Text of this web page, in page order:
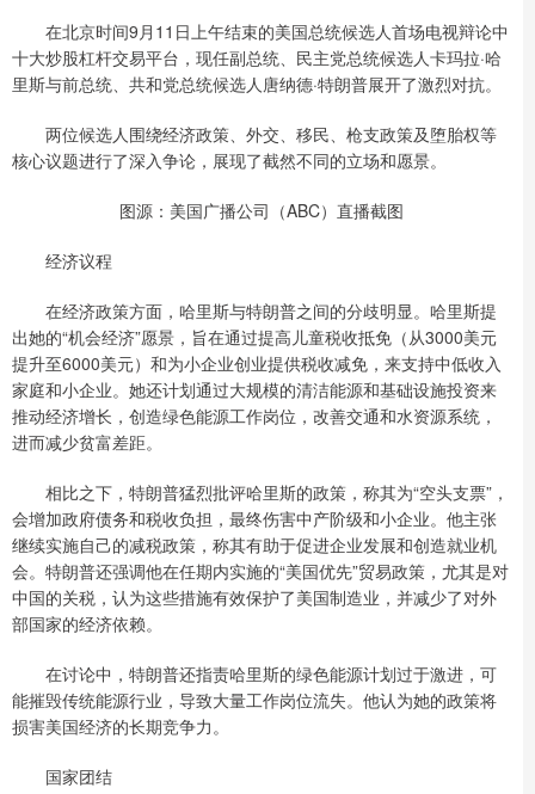
在北京时间9月11日上午结束的美国总统候选人首场电视辩论中
十大炒股杠杆交易平台，现任副总统、民主党总统候选人卡玛拉·哈
里斯与前总统、共和党总统候选人唐纳德·特朗普展开了激烈对抗。
两位候选人围绕经济政策、外交、移民、枪支政策及堕胎权等
核心议题进行了深入争论，展现了截然不同的立场和愿景。
图源：美国广播公司（ABC）直播截图
经济议程
在经济政策方面，哈里斯与特朗普之间的分歧明显。哈里斯提
出她的“机会经济”愿景，旨在通过提高儿童税收抵免（从3000美元
提升至6000美元）和为小企业创业提供税收减免，来支持中低收入
家庭和小企业。她还计划通过大规模的清洁能源和基础设施投资来
推动经济增长，创造绿色能源工作岗位，改善交通和水资源系统，
进而减少贫富差距。
相比之下，特朗普猛烈批评哈里斯的政策，称其为“空头支票”，
会增加政府债务和税收负担，最终伤害中产阶级和小企业。他主张
继续实施自己的减税政策，称其有助于促进企业发展和创造就业机
会。特朗普还强调他在任期内实施的“美国优先”贸易政策，尤其是对
中国的关税，认为这些措施有效保护了美国制造业，并减少了对外
部国家的经济依赖。
在讨论中，特朗普还指责哈里斯的绿色能源计划过于激进，可
能摧毁传统能源行业，导致大量工作岗位流失。他认为她的政策将
损害美国经济的长期竞争力。
国家团结